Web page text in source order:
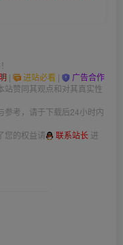
| 进站必看 | 广告合作
站赞同其观点和对其真实性
参考，请于下载后24小时内
您的权益请 联系站长 进